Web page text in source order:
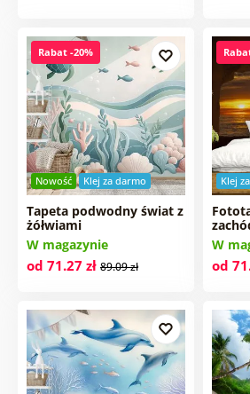
Nowość Klej za darmo
Rabat -20%
Tapeta podwodny świat z
żółwiami
W magazynie
od 71.27 zł 89.09 zł
Klej
W
od